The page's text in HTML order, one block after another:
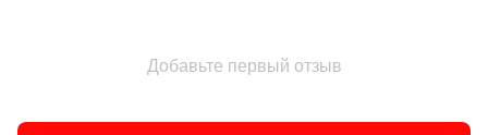
Добавьте первый отзыв